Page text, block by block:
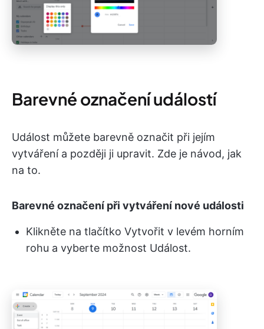
Barevné označení událostí
Událost můžete barevně označit při jejím
vytváření a později ji upravit. Zde je návod, jak
na to.
Barevné označení při vytváření nové události
Klikněte na tlačítko Vytvořit v levém horním
rohu a vyberte možnost Událost.